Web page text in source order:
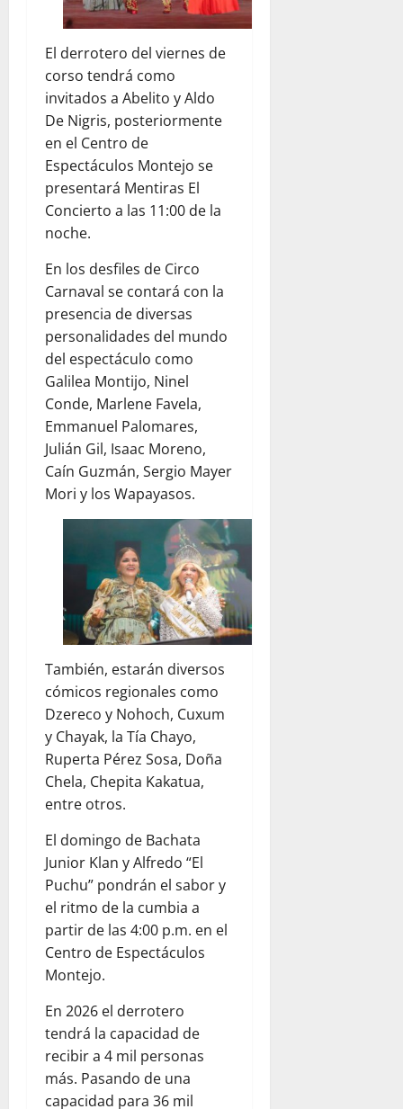
El derrotero del viernes de
corso tendrá como
invitados a Abelito y Aldo
De Nigris, posteriormente
en el Centro de
Espectáculos Montejo se
presentará Mentiras El
Concierto a las 11:00 de la
noche.
En los desfiles de Circo
Carnaval se contará con la
presencia de diversas
personalidades del mundo
del espectáculo como
Galilea Montijo, Ninel
Conde, Marlene Favela,
Emmanuel Palomares,
Julián Gil, Isaac Moreno,
Caín Guzmán, Sergio Mayer
Mori y los Wapayasos.
También, estarán diversos
cómicos regionales como
Dzereco y Nohoch, Cuxum
y Chayak, la Tía Chayo,
Ruperta Pérez Sosa, Doña
Chela, Chepita Kakatua,
entre otros.
El domingo de Bachata
Junior Klan y Alfredo “El
Puchu” pondrán el sabor y
el ritmo de la cumbia a
partir de las 4:00 p.m. en el
Centro de Espectáculos
Montejo.
En 2026 el derrotero
tendrá la capacidad de
recibir a 4 mil personas
más. Pasando de una
capacidad para 36 mil